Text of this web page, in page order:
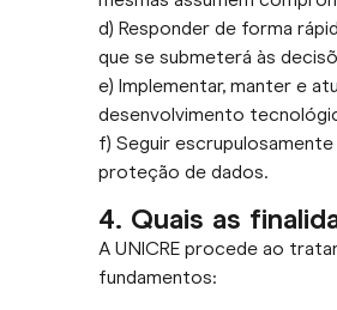
d) Responder de forma
que se submeterá às
e) Implementar, manter e
desenvolvimento
f) Seguir
proteção de dados.
4. Quais as
A UNICRE procede ao
fundamentos: